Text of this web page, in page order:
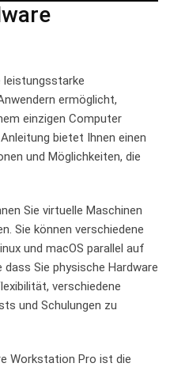
leistungsstarke
ermöglicht,
einzigen Computer
bietet Ihnen einen
⁤und Möglichkeiten, die
Sie ​virtuelle ‌Maschinen
Sie ‍können​ verschiedene‍
und macOS parallel ⁣auf
Sie⁢ physische ​Hardware
verschiedene⁤
und Schulungen zu
Workstation Pro ist die